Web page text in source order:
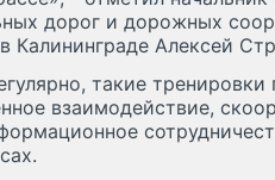
дорог и дорожных
Алексей
такие тренировки
взаимодействие,